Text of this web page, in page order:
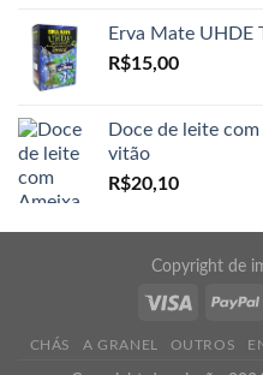
Erva Mate UHDE
R$15,00
Doce de leite
vitão
R$20,10
Copyright de
CHÁS A GRANEL OUTROS